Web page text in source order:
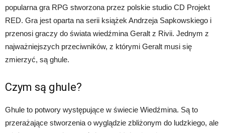
popularna gra RPG stworzona przez polskie studio CD Projekt
RED. Gra jest oparta na serii książek Andrzeja Sapkowskiego i
przenosi graczy do świata wiedźmina Geralt z Rivii. Jednym z
najważniejszych przeciwników, z którymi Geralt musi się
zmierzyć, są ghule.
Czym są ghule?
Ghule to potwory występujące w świecie Wiedźmina. Są to
przerażające stworzenia o wyglądzie zbliżonym do ludzkiego, ale